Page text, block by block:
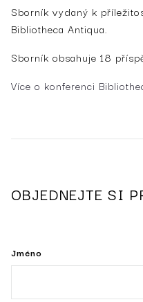
Sborník vydaný k
Bibliotheca Antiqua.
Sborník obsahuje 18
Více o konferenci
OBJEDNEJTE SI
Jméno